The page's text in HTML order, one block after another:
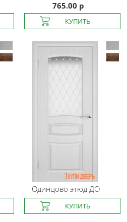
765.00 р
Одинцово этюд ДО